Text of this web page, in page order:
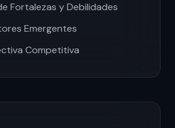
Fortalezas y Debilidades
Emergentes
Competitiva